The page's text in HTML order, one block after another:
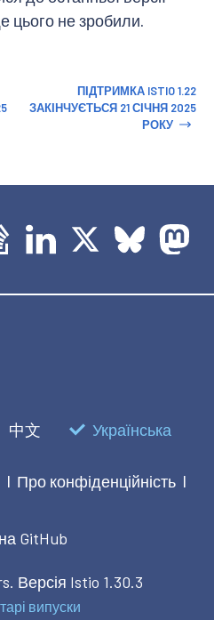
цього не зробили.
ПІДТРИМКА ISTIO 1.22
ЗАКІНЧУЄТЬСЯ 21 СІЧНЯ 2025
РОКУ
中文 Українська
| Про конфіденційність |
GitHub
Версія Istio 1.30.3
випуски